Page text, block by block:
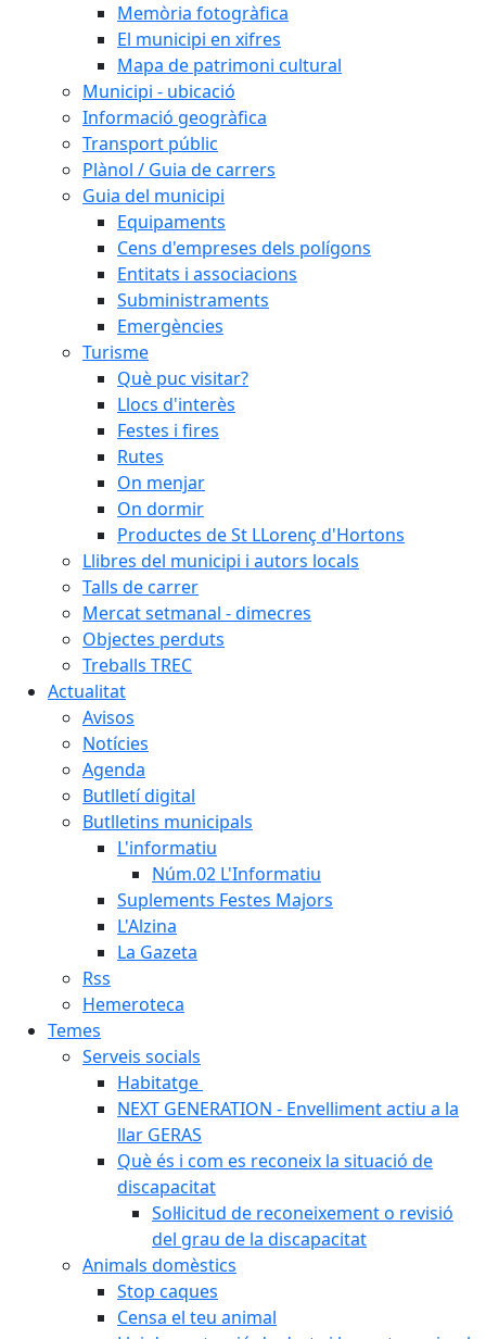
Memòria fotogràfica
El municipi en xifres
Mapa de patrimoni cultural
Municipi - ubicació
Informació geogràfica
Transport públic
Plànol / Guia de carrers
Guia del municipi
Equipaments
Cens d'empreses dels polígons
Entitats i associacions
Subministraments
Emergències
Turisme
Què puc visitar?
Llocs d'interès
Festes i fires
Rutes
On menjar
On dormir
Productes de St LLorenç d'Hortons
Llibres del municipi i autors locals
Talls de carrer
Mercat setmanal - dimecres
Objectes perduts
Treballs TREC
Actualitat
Avisos
Notícies
Agenda
Butlletí digital
Butlletins municipals
L'informatiu
Núm.02 L'Informatiu
Suplements Festes Majors
L'Alzina
La Gazeta
Rss
Hemeroteca
Temes
Serveis socials
Habitatge
NEXT GENERATION - Envelliment actiu a la
llar GERAS
Què és i com es reconeix la situació de
discapacitat
Sol·licitud de reconeixement o revisió
del grau de la discapacitat
Animals domèstics
Stop caques
Censa el teu animal